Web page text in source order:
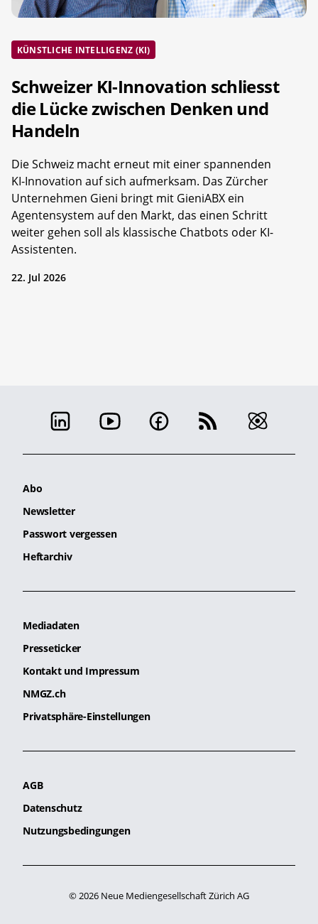
KÜNSTLICHE INTELLIGENZ (KI)
Schweizer KI-Innovation schliesst
die Lücke zwischen Denken und
Handeln
Die Schweiz macht erneut mit einer spannenden
KI-Innovation auf sich aufmerksam. Das Zürcher
Unternehmen Gieni bringt mit GieniABX ein
Agentensystem auf den Markt, das einen Schritt
weiter gehen soll als klassische Chatbots oder KI-
Assistenten.
22. Jul 2026
Abo
Newsletter
Passwort vergessen
Heftarchiv
Mediadaten
Presseticker
Kontakt und Impressum
NMGZ.ch
Privatsphäre-Einstellungen
AGB
Datenschutz
Nutzungsbedingungen
© 2026 Neue Mediengesellschaft Zürich AG